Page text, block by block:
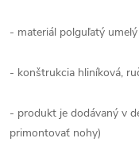
- materiál polguľatý
- konštrukcia hliníková,
- produkt je dodávaný v
primontovať nohy)